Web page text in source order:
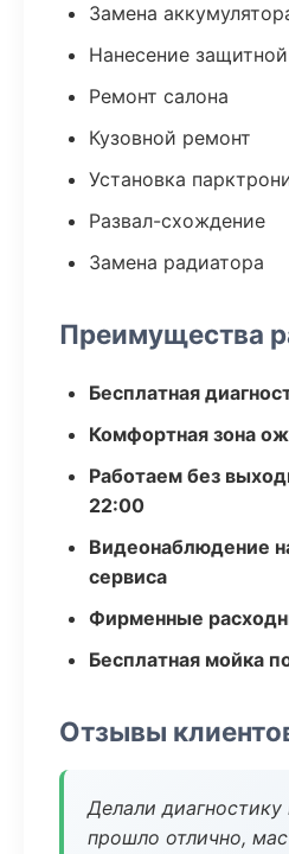
Замена
Нанесение
Ремонт салона
Кузовной ремонт
Установка
Развал-схождение
Замена радиатора
Преимущества
Бесплатная
Комфортная зона
Работаем без
22:00
Видеонаблюдение
сервиса
Фирменные
Бесплатная мойка
Отзывы
Делали
прошло отлично,